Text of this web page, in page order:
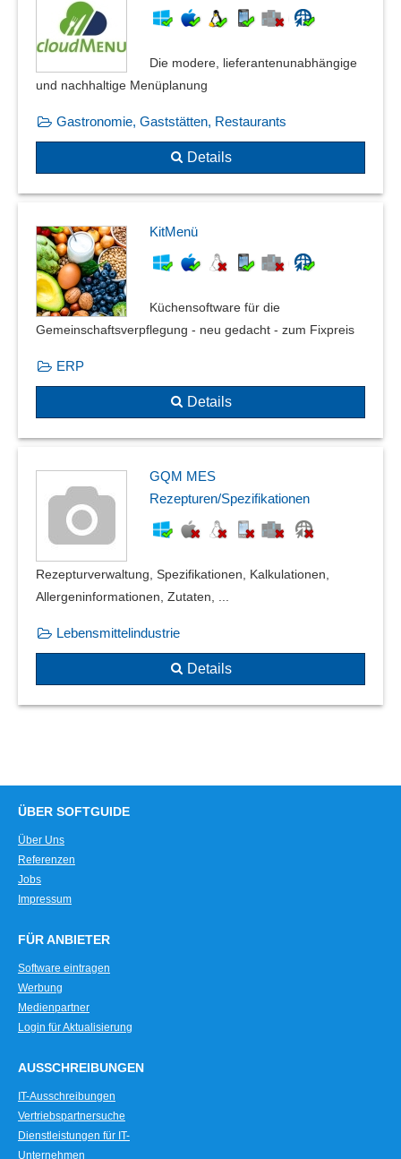
Die modere, lieferantenunabhängige
und nachhaltige Menüplanung
Gastronomie, Gaststätten, Restaurants
Details
KitMenü
Küchensoftware für die
Gemeinschaftsverpflegung - neu gedacht - zum Fixpreis
ERP
Details
GQM MES
Rezepturen/Spezifikationen
Rezepturverwaltung, Spezifikationen, Kalkulationen,
Allergeninformationen, Zutaten, ...
Lebensmittelindustrie
Details
ÜBER SOFTGUIDE
Über Uns
Referenzen
Jobs
Impressum
FÜR ANBIETER
Software eintragen
Werbung
Medienpartner
Login für Aktualisierung
AUSSCHREIBUNGEN
IT-Ausschreibungen
Vertriebspartnersuche
Dienstleistungen für IT-
Unternehmen